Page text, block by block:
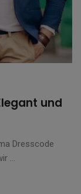
und
Dresscode
...